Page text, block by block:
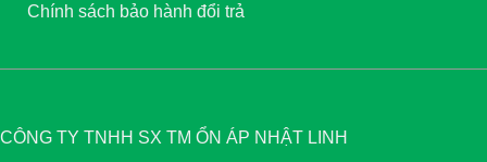
Chính sách bảo hành đổi trả
CÔNG TY TNHH SX TM ỔN ÁP NHẬT LINH